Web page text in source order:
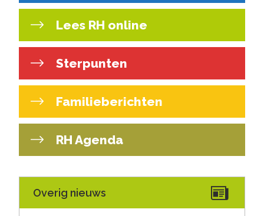
Lees RH online
Sterpunten
Familieberichten
RH Agenda
Overig nieuws